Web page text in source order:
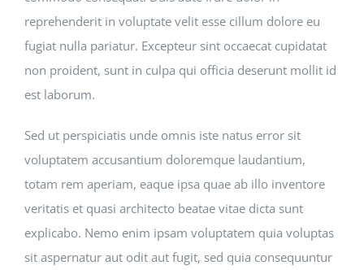
reprehenderit in voluptate velit esse cillum dolore eu
fugiat nulla pariatur. Excepteur sint occaecat cupidatat
non proident, sunt in culpa qui officia deserunt mollit id
est laborum.
Sed ut perspiciatis unde omnis iste natus error sit
voluptatem accusantium doloremque laudantium,
totam rem aperiam, eaque ipsa quae ab illo inventore
veritatis et quasi architecto beatae vitae dicta sunt
explicabo. Nemo enim ipsam voluptatem quia voluptas
sit aspernatur aut odit aut fugit, sed quia consequuntur